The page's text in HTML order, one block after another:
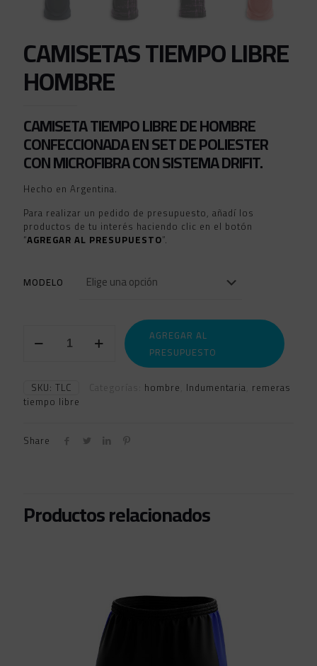
CAMISETAS TIEMPO LIBRE
HOMBRE
CAMISETA TIEMPO LIBRE DE HOMBRE
CONFECCIONADA EN SET DE POLIESTER
CON MICROFIBRA CON SISTEMA DRIFIT.
Hecho en Argentina.
Para realizar un pedido de presupuesto, añadí los
productos de tu interés haciendo clic en el botón
“AGREGAR AL PRESUPUESTO”.
MODELO
TIEMPO
cantidad
AGREGAR AL
PRESUPUESTO
SKU: TLC Categorías: hombre Indumentaria remeras
tiempo libre
Share
Productos relacionados